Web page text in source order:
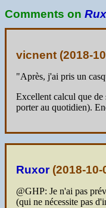
Comments on
vicnent (2018-
"Après, j'ai pris un
Excellent calcul que de
porter au quotidien).
Ruxor(2018-10-
@GHP: Je n'ai pas
(qui ne nécessite pas